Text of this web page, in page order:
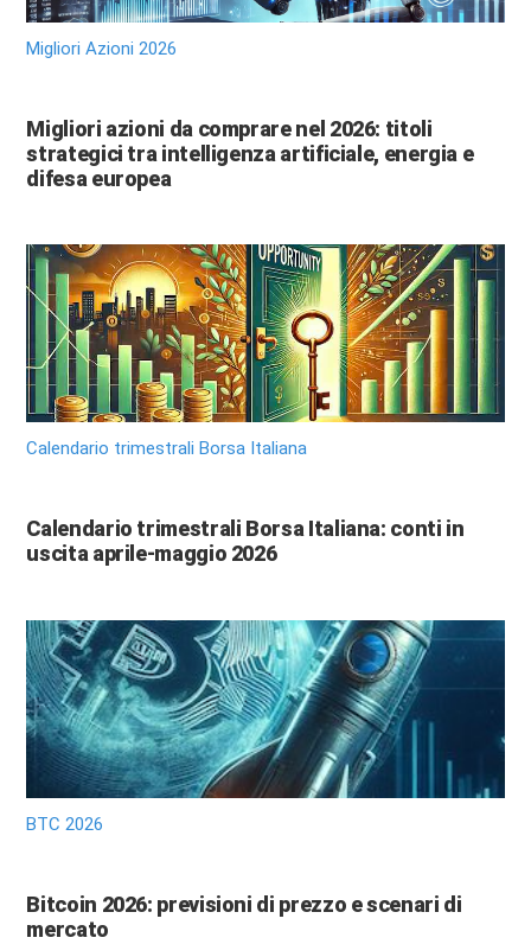
Migliori Azioni 2026
Migliori azioni da comprare nel 2026: titoli
strategici tra intelligenza artificiale, energia e
difesa europea
Calendario trimestrali Borsa Italiana
Calendario trimestrali Borsa Italiana: conti in
uscita aprile-maggio 2026
BTC 2026
Bitcoin 2026: previsioni di prezzo e scenari di
mercato